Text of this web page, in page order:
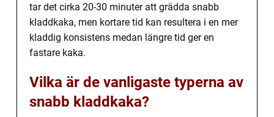
tar det cirka 20-30 minuter att grädda snabb
kladdkaka, men kortare tid kan resultera i en mer
kladdig konsistens medan längre tid ger en
fastare kaka.
Vilka är de vanligaste typerna av
snabb kladdkaka?